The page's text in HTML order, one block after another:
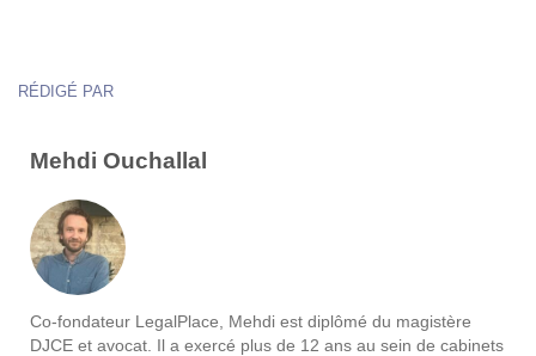
RÉDIGÉ PAR
Mehdi Ouchallal
Co-fondateur LegalPlace, Mehdi est diplômé du magistère
DJCE et avocat. Il a exercé plus de 12 ans au sein de cabinets